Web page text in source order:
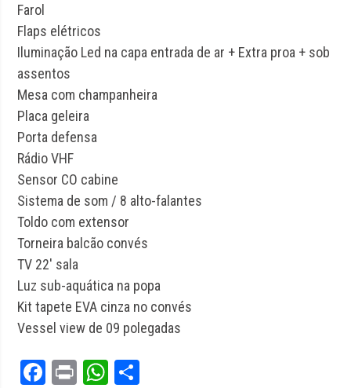
Farol
Flaps elétricos
Iluminação Led na capa entrada de ar + Extra proa + sob
assentos
Mesa com champanheira
Placa geleira
Porta defensa
Rádio VHF
Sensor CO cabine
Sistema de som / 8 alto-falantes
Toldo com extensor
Torneira balcão convés
TV 22′ sala
Luz sub-aquática na popa
Kit tapete EVA cinza no convés
Vessel view de 09 polegadas
Facebook
PrintWhatsApp